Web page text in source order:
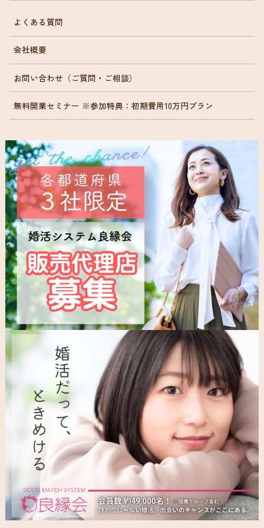
よくある質問
会社概要
お問い合わせ（ご質問・ご相談）
無料開業セミナー ※参加特典：初期費用10万円プラン